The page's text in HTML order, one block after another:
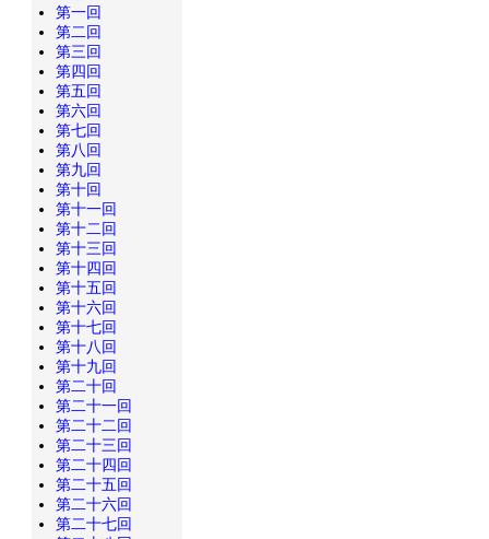
第一回
第二回
第三回
第四回
第五回
第六回
第七回
第八回
第九回
第十回
第十一回
第十二回
第十三回
第十四回
第十五回
第十六回
第十七回
第十八回
第十九回
第二十回
第二十一回
第二十二回
第二十三回
第二十四回
第二十五回
第二十六回
第二十七回